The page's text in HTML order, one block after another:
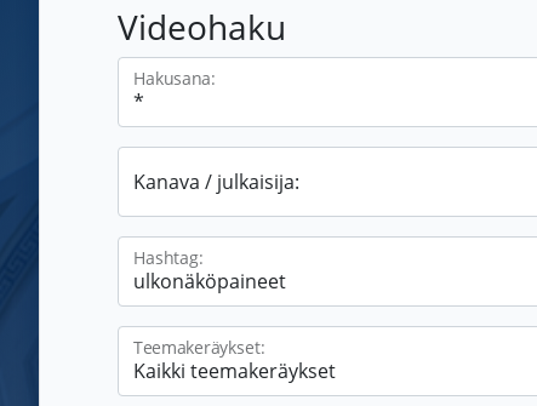
Videohaku
Hakusana:
Kanava / julkaisija:
Hashtag:
Teemakeräykset: